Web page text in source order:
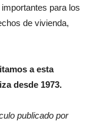
para los
de vivienda,
a esta
desde 1973.
publicado por